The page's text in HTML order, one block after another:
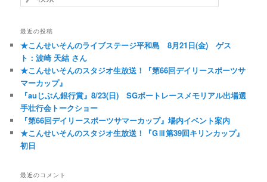
最近の投稿
★こんせいそんのライブステージ平和島 8月21日(金) ゲス
ト：波崎 天結 さん
★こんせいそんのスタジオ生放送！『第66回デイリースポーツサ
マーカップ』
『auじぶん銀行賞』8/23(日) SGボートレースメモリアル出場選
手壮行会トークショー
『第66回デイリースポーツサマーカップ』場内イベント案内
★こんせいそんのスタジオ生放送！『GⅢ第39回キリンカップ』
初日
最近のコメント